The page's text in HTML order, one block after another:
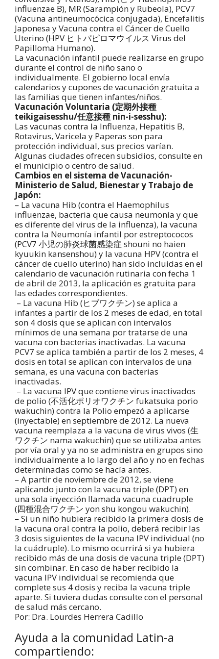
influenzae B), MR (Sarampión y Rubeola), PCV7
(Vacuna antineumocócica conjugada), Encefalitis
Japonesa y Vacuna contra el Cáncer de Cuello
Uterino (HPV ヒトパピロマウイルス Virus del
Papilloma Humano).
La vacunación infantil puede realizarse en grupo
durante el control de niño sano o
individualmente. El gobierno local envía
calendarios y cupones de vacunación gratuita a
las familias que tienen infantes/niños.
Vacunación Voluntaria (定期外接種
teikigaisesshu/任意接種 nin-i-sesshu):
Las vacunas contra la Influenza, Hepatitis B,
Rotavirus, Varicela y Paperas son para
protección individual, sus precios varían.
Algunas ciudades ofrecen subsidios, consulte en
el municipio o centro de salud.
Cambios en el sistema de Vacunación-
Ministerio de Salud, Bienestar y Trabajo de
Japón:
– La vacuna Hib (contra el Haemophilus
influenzae, bacteria que causa neumonía y que
es diferente del virus de la influenza), la vacuna
contra la Neumonía infantil por estreptococos
(PCV7 小児の肺炎球菌感染症 shouni no haien
kyuukin kansenshou) y la vacuna HPV (contra el
cáncer de cuello uterino) han sido incluidas en el
calendario de vacunación rutinaria con fecha 1
de abril de 2013, la aplicación es gratuita para
las edades correspondientes.
– La vacuna Hib (ヒブワクチン) se aplica a
infantes a partir de los 2 meses de edad, en total
son 4 dosis que se aplican con intervalos
mínimos de una semana por tratarse de una
vacuna con bacterias inactivadas. La vacuna
PCV7 se aplica también a partir de los 2 meses, 4
dosis en total se aplican con intervalos de una
semana, es una vacuna con bacterias
inactivadas.
– La vacuna IPV que contiene virus inactivados
de polio (不活化ポリオワクチン fukatsuka porio
wakuchin) contra la Polio empezó a aplicarse
(inyectable) en septiembre de 2012. La nueva
vacuna reemplaza a la vacuna de virus vivos (生
ワクチン nama wakuchin) que se utilizaba antes
por vía oral y ya no se administra en grupos sino
individualmente a lo largo del año y no en fechas
determinadas como se hacía antes.
– A partir de noviembre de 2012, se viene
aplicando junto con la vacuna triple (DPT) en
una sola inyección llamada vacuna cuadruple
(四種混合ワクチン yon shu kongou wakuchin).
– Si un niño hubiera recibido la primera dosis de
la vacuna oral contra la polio, deberá recibir las
3 dosis siguientes de la vacuna IPV individual (no
la cuádruple). Lo mismo ocurrirá si ya hubiera
recibido más de una dosis de vacuna triple (DPT)
sin combinar. En caso de haber recibido la
vacuna IPV individual se recomienda que
complete sus 4 dosis y reciba la vacuna triple
aparte. Si tuviera dudas consulte con el personal
de salud más cercano.
Por: Dra. Lourdes Herrera Cadillo
Ayuda a la comunidad Latin-a
compartiendo: